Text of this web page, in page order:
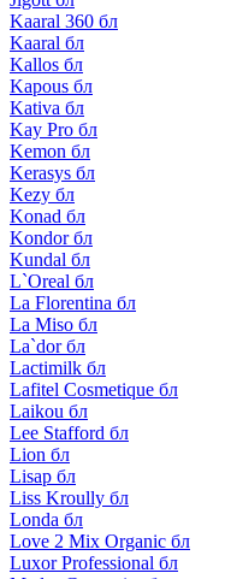
Kaaral 360 бл
Kaaral бл
Kallos бл
Kapous бл
Kativa бл
Kay Pro бл
Kemon бл
Kerasys бл
Kezy бл
Konad бл
Kondor бл
Kundal бл
L`Oreal бл
La Florentina бл
La Miso бл
La`dor бл
Lactimilk бл
Lafitel Cosmetique бл
Laikou бл
Lee Stafford бл
Lion бл
Lisap бл
Liss Kroully бл
Londa бл
Love 2 Mix Organic бл
Luxor Professional бл